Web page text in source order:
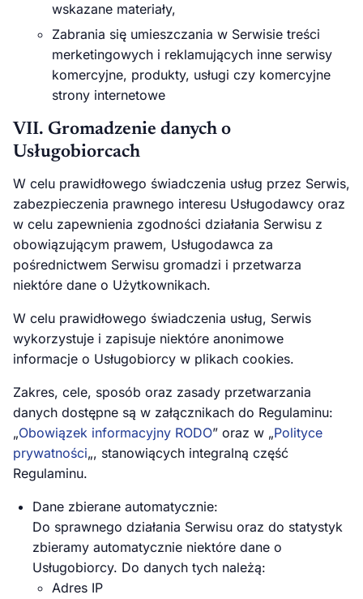
wskazane materiały,
Zabrania się umieszczania w Serwisie treści
merketingowych i reklamujących inne serwisy
komercyjne, produkty, usługi czy komercyjne
strony internetowe
VII. Gromadzenie danych o
Usługobiorcach
W celu prawidłowego świadczenia usług przez Serwis,
zabezpieczenia prawnego interesu Usługodawcy oraz
w celu zapewnienia zgodności działania Serwisu z
obowiązującym prawem, Usługodawca za
pośrednictwem Serwisu gromadzi i przetwarza
niektóre dane o Użytkownikach.
W celu prawidłowego świadczenia usług, Serwis
wykorzystuje i zapisuje niektóre anonimowe
informacje o Usługobiorcy w plikach cookies.
Zakres, cele, sposób oraz zasady przetwarzania
danych dostępne są w załącznikach do Regulaminu:
„Obowiązek informacyjny RODO” oraz w „Polityce
prywatności„, stanowiących integralną część
Regulaminu.
Dane zbierane automatycznie:
Do sprawnego działania Serwisu oraz do statystyk
zbieramy automatycznie niektóre dane o
Usługobiorcy. Do danych tych należą:
Adres IP